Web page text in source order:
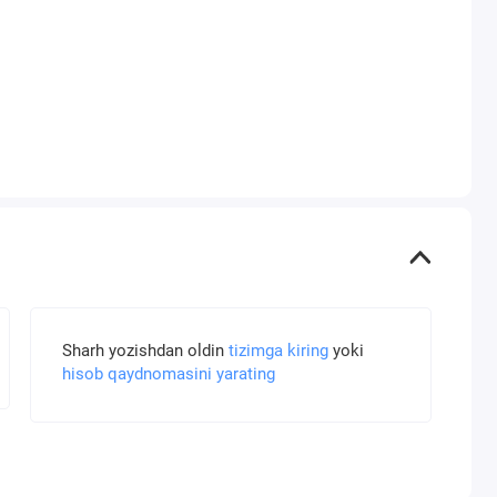
Sharh yozishdan oldin tizimga kiring yoki
hisob qaydnomasini yarating